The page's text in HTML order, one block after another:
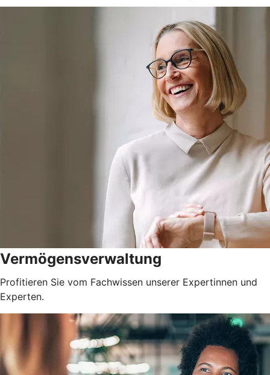
Vermögensverwaltung
Profitieren Sie vom Fachwissen unserer Expertinnen und
Experten.